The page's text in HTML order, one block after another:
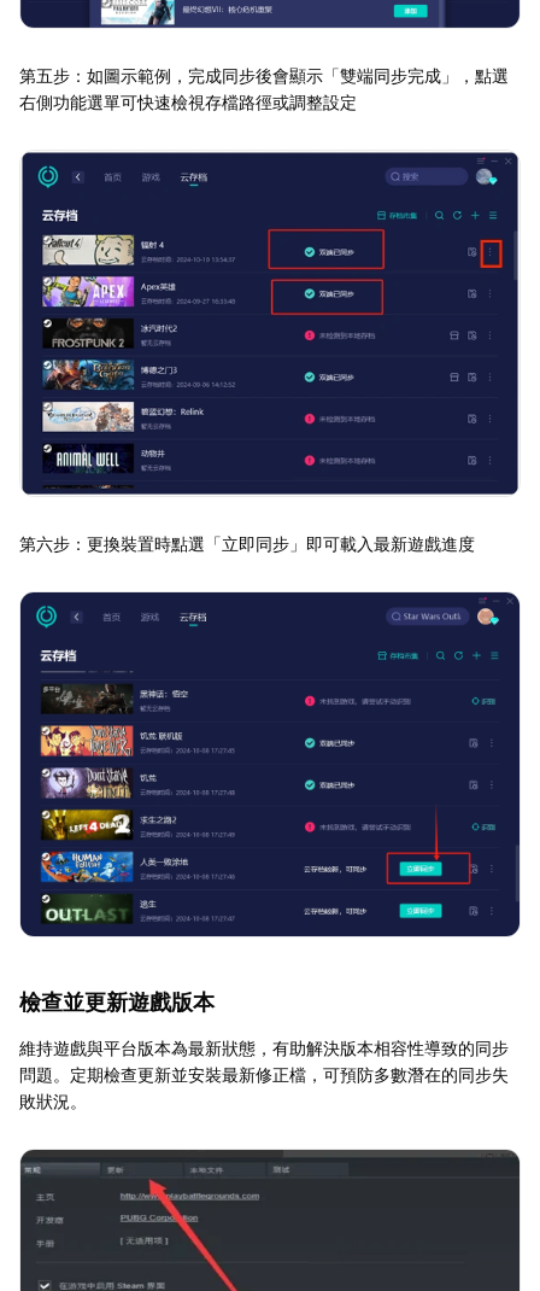
第五步：如圖示範例，完成同步後會顯示「雙端同步完成」，點選
右側功能選單可快速檢視存檔路徑或調整設定
第六步：更換裝置時點選「立即同步」即可載入最新遊戲進度
檢查並更新遊戲版本
維持遊戲與平台版本為最新狀態，有助解決版本相容性導致的同步
問題。定期檢查更新並安裝最新修正檔，可預防多數潛在的同步失
敗狀況。